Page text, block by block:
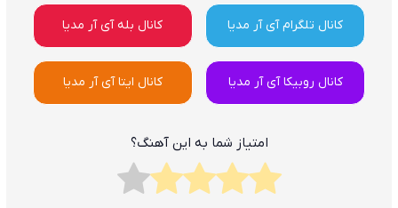
کانال تلگرام آی آر مدیا کانال بله آی آر مدیا
کانال روبیکا آی آر مدیا کانال ایتا آی آر مدیا
امتیاز شما به این آهنگ؟